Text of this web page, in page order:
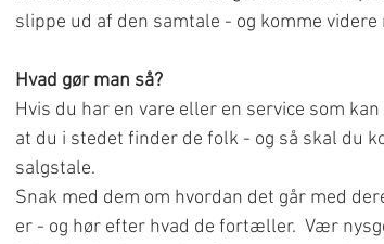
slippe ud af den samtale - og komme
Hvad gør man så?
Hvis du har en vare eller en service som
at du i stedet finder de folk - og så skal du
salgstale.
Snak med dem om hvordan det går med
er - og hør efter hvad de fortæller.  Vær